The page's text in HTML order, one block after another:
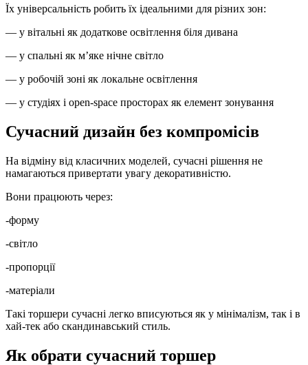
Їх універсальність робить їх ідеальними для різних зон:
— у вітальні як додаткове освітлення біля дивана
— у спальні як м’яке нічне світло
— у робочій зоні як локальне освітлення
— у студіях і open-space просторах як елемент зонування
Сучасний дизайн без компромісів
На відміну від класичних моделей, сучасні рішення не
намагаються привертати увагу декоративністю.
Вони працюють через:
-форму
-світло
-пропорції
-матеріали
Такі торшери сучасні легко вписуються як у мінімалізм, так і в
хай-тек або скандинавський стиль.
Як обрати сучасний торшер